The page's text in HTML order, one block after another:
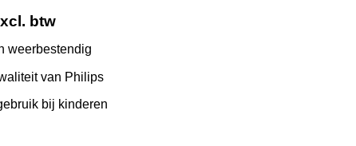
btw
weerbestendig
van Philips
bij kinderen
AED aantal